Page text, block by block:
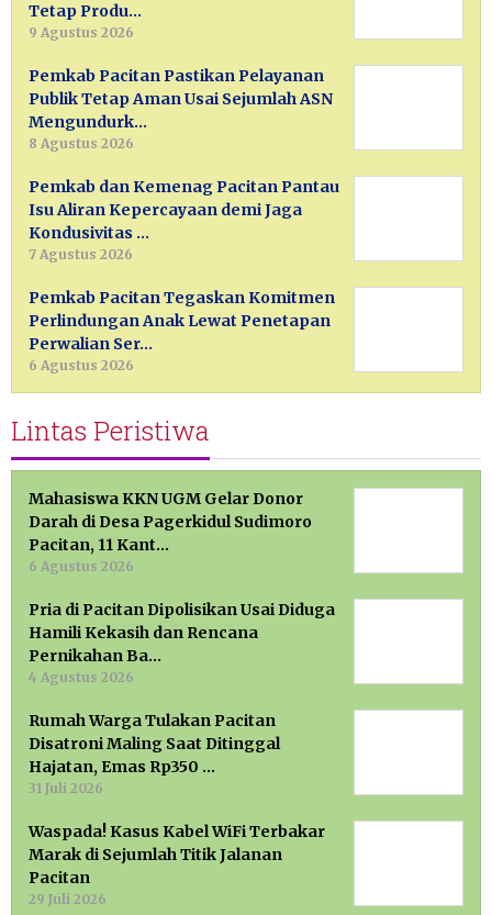
Tetap Produ…
9 Agustus 2026
Pemkab Pacitan Pastikan Pelayanan
Publik Tetap Aman Usai Sejumlah ASN
Mengundurk…
8 Agustus 2026
Pemkab dan Kemenag Pacitan Pantau
Isu Aliran Kepercayaan demi Jaga
Kondusivitas …
7 Agustus 2026
Pemkab Pacitan Tegaskan Komitmen
Perlindungan Anak Lewat Penetapan
Perwalian Ser…
6 Agustus 2026
Lintas Peristiwa
Mahasiswa KKN UGM Gelar Donor
Darah di Desa Pagerkidul Sudimoro
Pacitan, 11 Kant…
6 Agustus 2026
Pria di Pacitan Dipolisikan Usai Diduga
Hamili Kekasih dan Rencana
Pernikahan Ba…
4 Agustus 2026
Rumah Warga Tulakan Pacitan
Disatroni Maling Saat Ditinggal
Hajatan, Emas Rp350 …
31 Juli 2026
Waspada! Kasus Kabel WiFi Terbakar
Marak di Sejumlah Titik Jalanan
Pacitan
29 Juli 2026